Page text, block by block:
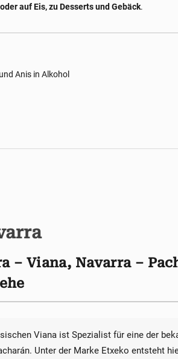
auf Eis, zu Desserts und Gebäck.
Anis in Alkohol
– Viana, Navarra –
Viana ist Spezialist für eine der
Unter der Marke Etxeko entsteht